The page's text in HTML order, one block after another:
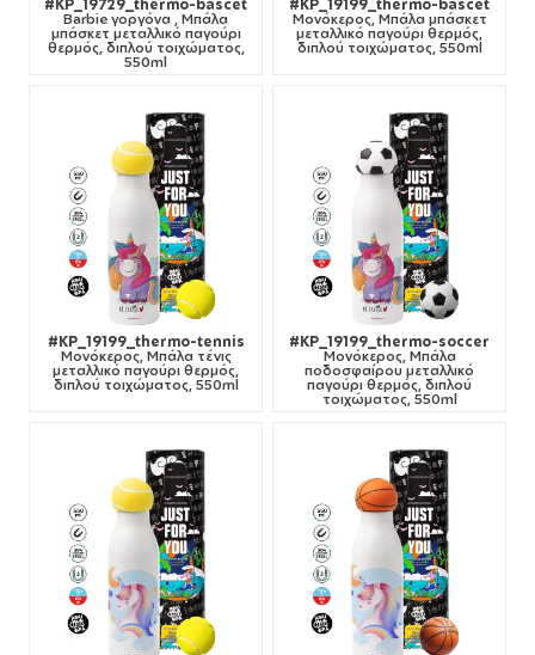
#KP_19729_thermo-bascet
Barbie γοργόνα , Μπάλα
μπάσκετ μεταλλικό παγούρι
θερμός, διπλού τοιχώματος,
550ml
#KP_19199_thermo-bascet
Μονόκερος, Μπάλα μπάσκετ
μεταλλικό παγούρι θερμός,
διπλού τοιχώματος, 550ml
#KP_19199_thermo-tennis
Μονόκερος, Μπάλα τένις
μεταλλικό παγούρι θερμός,
διπλού τοιχώματος, 550ml
#KP_19199_thermo-soccer
Μονόκερος, Μπάλα
ποδοσφαίρου μεταλλικό
παγούρι θερμός, διπλού
τοιχώματος, 550ml